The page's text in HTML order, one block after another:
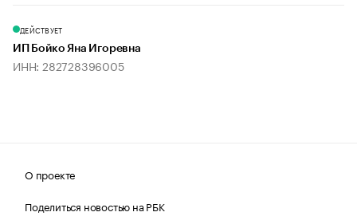
ДЕЙСТВУЕТ
ИП Бойко Яна Игоревна
ИНН: 282728396005
О проекте
Поделиться новостью на РБК